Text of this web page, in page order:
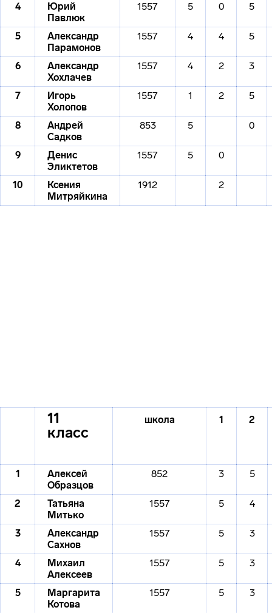
4
Юрий
Павлюк
1557 5 0 5
5
Александр
Парамонов
1557 4 4 5
6
Александр
Хохлачев
1557 4 2 3
7
Игорь
Холопов
1557 1 2 5
8
Андрей
Садков
853 5 0
9
Денис
Эликтетов
1557 5 0
10
Ксения
Митряйкина
1912 2
11
класс
школа 1 2
1
Алексей
Образцов
852 3 5
2
Татьяна
Митько
1557 5 4
3
Александр
Сахнов
1557 5 3
4
Михаил
Алексеев
1557 5 3
5
Маргарита
Котова
1557 5 3